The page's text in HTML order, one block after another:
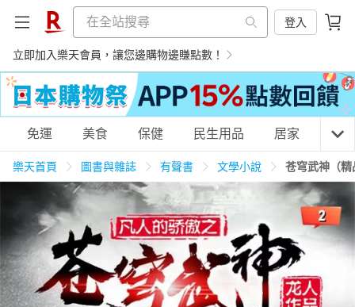
登入
立即加入樂天會員，讓您邊購物邊賺點數！
購物網分類
天天免運 美食蛋糕 養生保健 民生用品
居家生活 3C家電 運動休閒 親子玩具
免運 美食 保健 民生用品 居家 3C
樂天首頁 圖書與雜誌 有聲書 文學小說 苍穹武神（